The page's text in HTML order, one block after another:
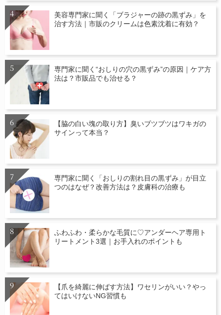
美容専門家に聞く「ブラジャーの跡の黒ずみ」を
治す方法｜市販のクリームは色素沈着に有効？
専門家に聞く“おしりの穴の黒ずみ”の原因｜ケア方
法は？市販品でも治せる？
【脇の白い塊の取り方】臭いブツブツはワキガの
サインって本当？
専門家に聞く「おしりの割れ目の黒ずみ」が目立
つのはなぜ？改善方法は？皮膚科の治療も
ふわふわ・柔らかな毛質に♡アンダーヘア専用ト
リートメント3選｜お手入れのポイントも
【爪を綺麗に伸ばす方法】ワセリンがいい？やっ
てはいけないNG習慣も